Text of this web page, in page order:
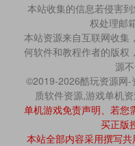
本站收集的信息若侵害
权处理邮
本站资源来自互联网收集
何软件和教程作者的版权
源
©2019-2026酷玩资源网-
质软件资源,游戏单机
单机游戏免责声明、若您
买正版
本站全部内容采用撰写